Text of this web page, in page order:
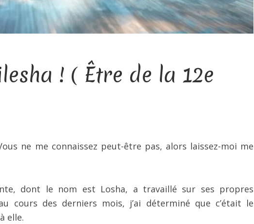
! ( Être de la 12e
ne me connaissez peut-être pas, alors laissez-moi me
dont le nom est Losha, a travaillé sur ses propres
cours des derniers mois, j’ai déterminé que c’était le
elle.